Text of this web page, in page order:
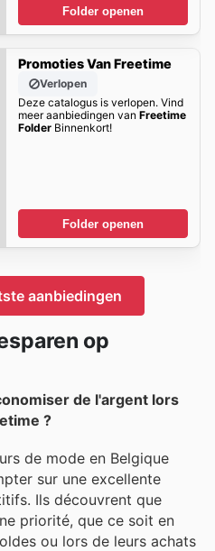
Folder openen
Promoties Van Freetime
Verlopen
Deze catalogus is verlopen. Vind
meer aanbiedingen van Freetime
FolderBinnenkort!
Folder openen
aanbiedingen
op
de l'argent lors
?
de mode en Belgique
sur une excellente
Ils découvrent que
priorité, que ce soit en
ou lors de leurs achats